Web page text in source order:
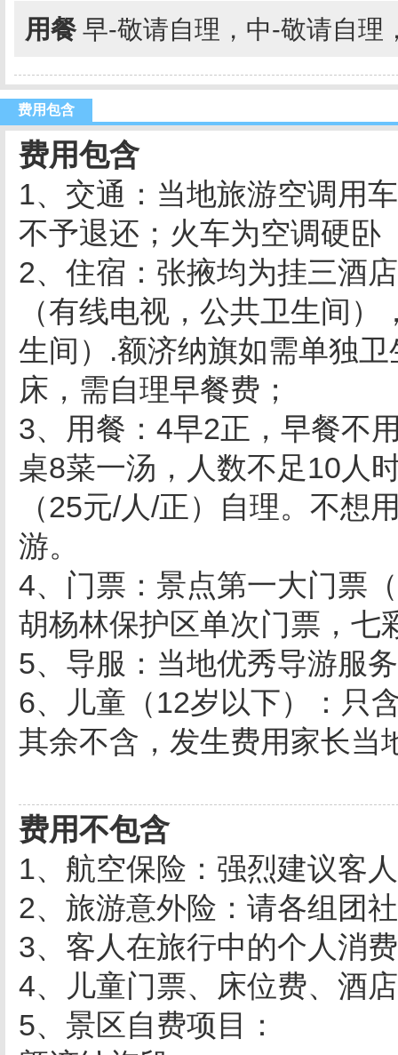
用餐 早-敬请自理，中-敬请自理
费用包含
费用包含
1、交通：当地旅游空调用
不予退还；火车为空调硬卧
2、住宿：张掖均为挂三酒
（有线电视，公共卫生间
生间）.额济纳旗如需单独
床，需自理早餐费；
3、用餐：4早2正，早餐不
桌8菜一汤，人数不足10人
（25元/人/正）自理。不想
游。
4、门票：景点第一大门票
胡杨林保护区单次门票，七
5、导服：当地优秀导游服务
6、儿童（12岁以下）：只
其余不含，发生费用家长当
费用不包含
1、航空保险：强烈建议客
2、旅游意外险：请各组团
3、客人在旅行中的个人消
4、儿童门票、床位费、酒
5、景区自费项目：